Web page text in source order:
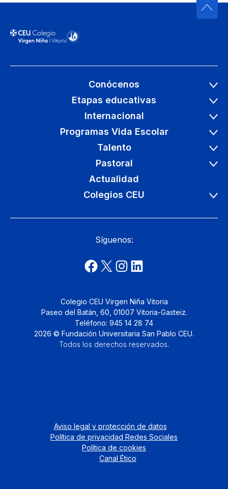
Conócenos
Etapas educativas
Internacional
Programas Vida Escolar
Talento
Pastoral
Actualidad
Colegios CEU
Síguenos:
Colegio CEU Virgen Niña Vitoria
Paseo del Batán, 60, 01007 Vitoria-Gasteiz.
Teléfono: 945 14 28 74
2026 © Fundación Universitaria San Pablo CEU.
Todos los derechos reservados.
Aviso legal y protección de datos
Política de privacidad Redes Sociales
Política de cookies
Canal Ético